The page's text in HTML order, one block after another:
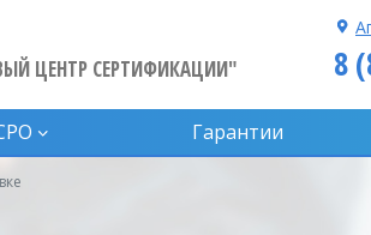
ЦЕНТР СЕРТИФИКАЦИИ" 8
Гарантии